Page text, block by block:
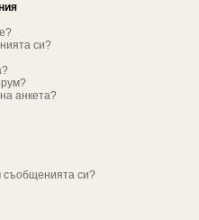
си?
анкета?
съобщенията си?